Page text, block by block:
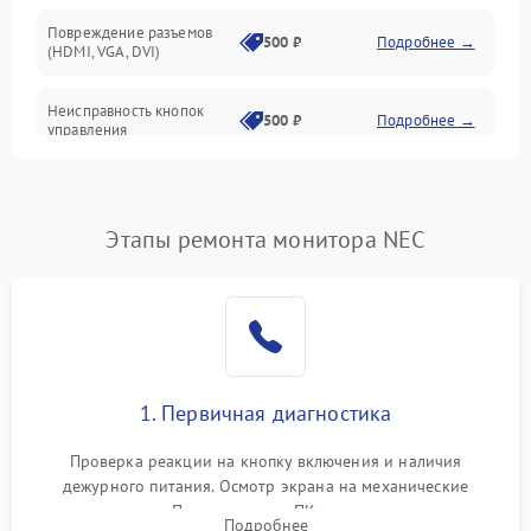
Повреждение разъемов
(HDMI, VGA, DVI)
500 ₽ Подробнее →
Неисправность кнопок
управления
500 ₽ Подробнее →
Повреждение кабеля
1000 ₽
Поломка системы
автоматического
1000 ₽ Подробнее →
Неисправность системы
1000 ₽
Этапы ремонта монитора NEC
1. Первичная диагностика
Проверка реакции на кнопку включения и наличия
дежурного питания. Осмотр экрана на механические
повреждения. Подключение к ПК для оценки вывода
Подробнее